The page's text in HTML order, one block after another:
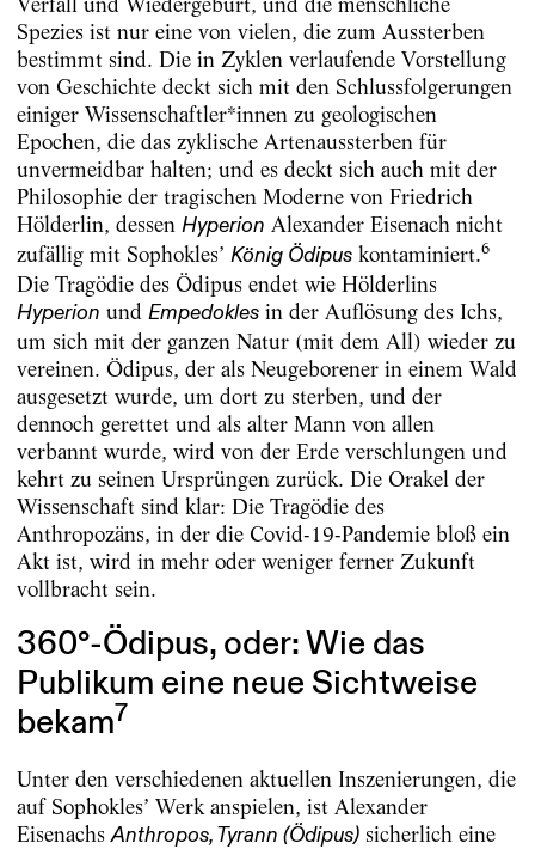
Spezies ist nur eine von vielen, die zum Aussterben
bestimmt sind. Die in Zyklen verlaufende Vorstellung
von Geschichte deckt sich mit den Schlussfolgerungen
einiger Wissenschaftler*innen zu geologischen
Epochen, die das zyklische Artenaussterben für
unvermeidbar halten; und es deckt sich auch mit der
Philosophie der tragischen Moderne von Friedrich
Hölderlin, dessen Hyperion Alexander Eisenach nicht
zufällig mit Sophokles’ König Ödipuskontaminiert.6
Die Tragödie des Ödipus endet wie Hölderlins
Hyperion und Empedoklesin der Auflösung des Ichs,
um sich mit der ganzen Natur (mit dem All) wieder zu
vereinen. Ödipus, der als Neugeborener in einem Wald
ausgesetzt wurde, um dort zu sterben, und der
dennoch gerettet und als alter Mann von allen
verbannt wurde, wird von der Erde verschlungen und
kehrt zu seinen Ursprüngen zurück. Die Orakel der
Wissenschaft sind klar: Die Tragödie des
Anthropozäns, in der die Covid-19-Pandemie bloß ein
Akt ist, wird in mehr oder weniger ferner Zukunft
vollbracht sein.
360°-Ödipus, oder: Wie das
Publikum eine neue Sichtweise
bekam7
Unter den verschiedenen aktuellen Inszenierungen, die
auf Sophokles’ Werk anspielen, ist Alexander
Eisenachs Anthropos, Tyrann (Ödipus)sicherlich eine